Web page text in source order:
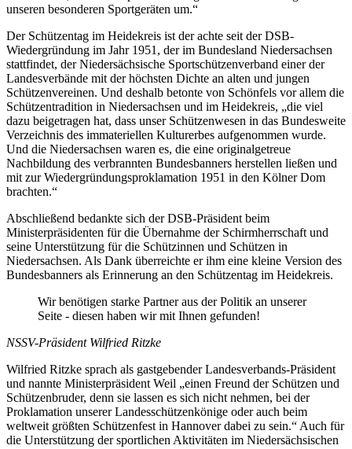
unseren besonderen Sportgeräten um.“
Der Schützentag im Heidekreis ist der achte seit der DSB-
Wiedergründung im Jahr 1951, der im Bundesland Niedersachsen
stattfindet, der Niedersächsische Sportschützenverband einer der
Landesverbände mit der höchsten Dichte an alten und jungen
Schützenvereinen. Und deshalb betonte von Schönfels vor allem die
Schützentradition in Niedersachsen und im Heidekreis, „die viel
dazu beigetragen hat, dass unser Schützenwesen in das Bundesweite
Verzeichnis des immateriellen Kulturerbes aufgenommen wurde.
Und die Niedersachsen waren es, die eine originalgetreue
Nachbildung des verbrannten Bundesbanners herstellen ließen und
mit zur Wiedergründungsproklamation 1951 in den Kölner Dom
brachten.“
Abschließend bedankte sich der DSB-Präsident beim
Ministerpräsidenten für die Übernahme der Schirmherrschaft und
seine Unterstützung für die Schützinnen und Schützen in
Niedersachsen. Als Dank überreichte er ihm eine kleine Version des
Bundesbanners als Erinnerung an den Schützentag im Heidekreis.
Wir benötigen starke Partner aus der Politik an unserer
Seite - diesen haben wir mit Ihnen gefunden!
NSSV-Präsident Wilfried Ritzke
Wilfried Ritzke sprach als gastgebender Landesverbands-Präsident
und nannte Ministerpräsident Weil „einen Freund der Schützen und
Schützenbruder, denn sie lassen es sich nicht nehmen, bei der
Proklamation unserer Landesschützenkönige oder auch beim
weltweit größten Schützenfest in Hannover dabei zu sein.“ Auch für
die Unterstützung der sportlichen Aktivitäten im Niedersächsischen